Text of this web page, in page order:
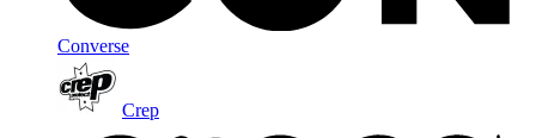
Converse
Crep